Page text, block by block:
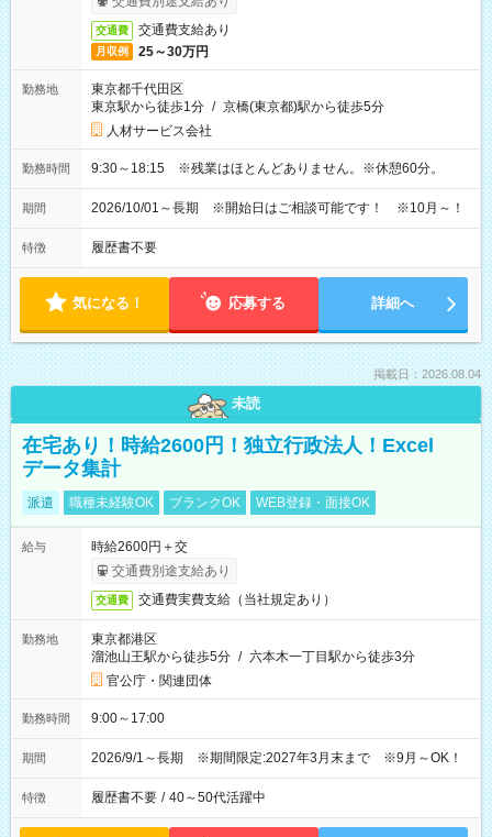
交通費 交通費支給あり
月収例 25～30万円
勤務地
東京都千代田区
東京駅から徒歩1分 / 京橋(東京都)駅から徒歩5分
人材サービス会社
勤務時間 9:30～18:15 ※残業はほとんどありません。※休憩60分。
期間 2026/10/01～長期 ※開始日はご相談可能です！ ※10月～！
特徴 履歴書不要
気になる！ 応募する 詳細へ
掲載日：2026.08.04
未読
在宅あり！時給2600円！独立行政法人！Excel
データ集計
派遣 職種未経験OK ブランクOK WEB登録・面接OK
給与
時給2600円＋交
交通費別途支給あり
交通費 交通費実費支給（当社規定あり）
勤務地
東京都港区
溜池山王駅から徒歩5分 / 六本木一丁目駅から徒歩3分
官公庁・関連団体
勤務時間 9:00～17:00
期間 2026/9/1～長期 ※期間限定:2027年3月末まで ※9月～OK！
特徴 履歴書不要 / 40～50代活躍中